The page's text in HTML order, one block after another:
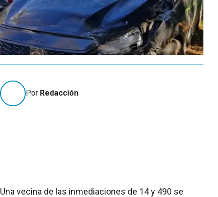
Por Redacción
Una vecina de las inmediaciones de 14 y 490 se